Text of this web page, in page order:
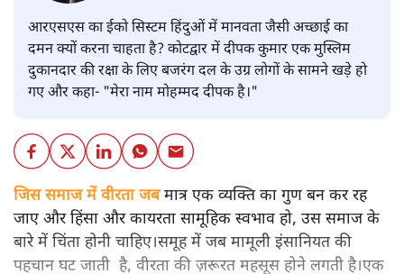
आरएसएस का ईको सिस्टम हिंदुओं में मानवता जैसी अच्छाई का
दमन क्यों करना चाहता है? कोटद्वार में दीपक कुमार एक मुस्लिम
दुकानदार की रक्षा के लिए बजरंग दल के उग्र लोगों के सामने खड़े हो
गए और कहा- "मेरा नाम मोहम्मद दीपक है।"
जिस समाज में वीरता जबमात्र एक व्यक्ति का गुण बन कर रह
जाए और हिंसा और कायरता सामूहिक स्वभाव हो, उस समाज के
बारे में चिंता होनी चाहिए।समूह में जब मामूली इंसानियत की
पहचान घट जाती है, वीरता की ज़रूरत महसूस होने लगती है।एक